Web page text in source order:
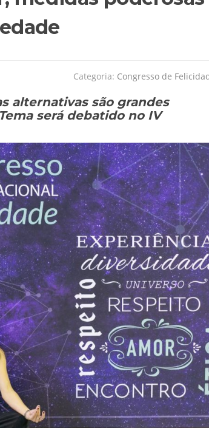
Categoria: Congresso de
alternativas são grandes
será debatido no IV